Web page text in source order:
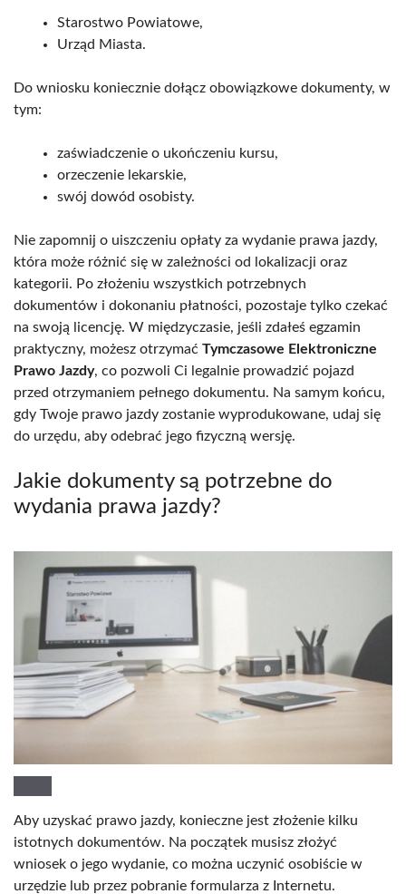
Starostwo Powiatowe,
Urząd Miasta.
Do wniosku koniecznie dołącz obowiązkowe dokumenty, w
tym:
zaświadczenie o ukończeniu kursu,
orzeczenie lekarskie,
swój dowód osobisty.
Nie zapomnij o uiszczeniu opłaty za wydanie prawa jazdy,
która może różnić się w zależności od lokalizacji oraz
kategorii. Po złożeniu wszystkich potrzebnych
dokumentów i dokonaniu płatności, pozostaje tylko czekać
na swoją licencję. W międzyczasie, jeśli zdałeś egzamin
praktyczny, możesz otrzymać Tymczasowe Elektroniczne
Prawo Jazdy, co pozwoli Ci legalnie prowadzić pojazd
przed otrzymaniem pełnego dokumentu. Na samym końcu,
gdy Twoje prawo jazdy zostanie wyprodukowane, udaj się
do urzędu, aby odebrać jego fizyczną wersję.
Jakie dokumenty są potrzebne do
wydania prawa jazdy?
Aby uzyskać prawo jazdy, konieczne jest złożenie kilku
istotnych dokumentów. Na początek musisz złożyć
wniosek o jego wydanie, co można uczynić osobiście w
urzędzie lub przez pobranie formularza z Internetu.